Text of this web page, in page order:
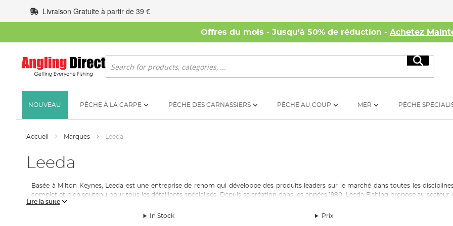
au
contenu
Livraison Gratuite à partir de 39 €
Offres du mois - Jusqu'à 50% de réduction - Achetez
Rechercher
NOUVEAU PÊCHE À LA CARPE PÊCHE DES CARNASSIERS PÊCHE AU COUP MER PÊCHE
Accueil Marques Leeda
Leeda
Basée à Milton Keynes, Leeda est une entreprise de renom qui développe des produits leaders sur le marché dans toutes les
complet et bien soutenu pour tous les détaillants spécialisés. Depuis sa création dans les années 1980, Leeda Fishing propose au
seulement offrent un excellent rapport qualité-prix, mais aussi des performances durables pour l'utilisateu, ce qui est idéal pour les pêcheurs
Avec une histoire de 30 ans dans le commerce du matériel de pêche au Royaume-Uni, Leeda est un distributeur bien établi de
Lire la suite
In Stock Prix